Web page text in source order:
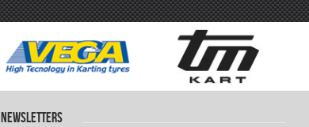
NEWSLETTERS